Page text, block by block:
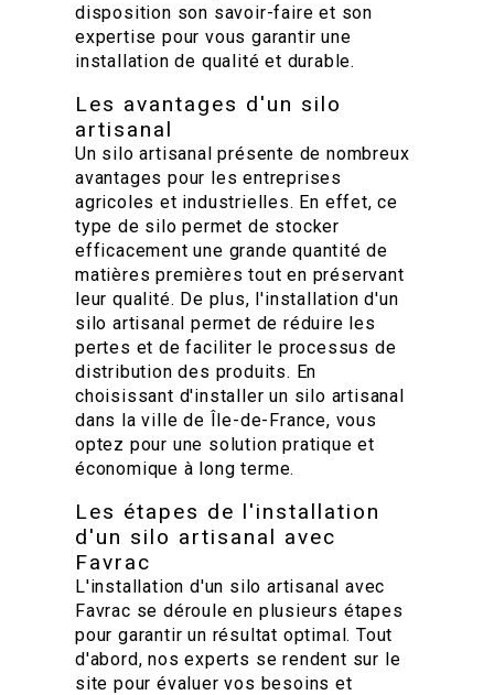
disposition son savoir-faire et son
expertise pour vous garantir une
installation de qualité et durable.
Les avantages d'un silo
artisanal
Un silo artisanal présente de nombreux
avantages pour les entreprises
agricoles et industrielles. En effet, ce
type de silo permet de stocker
efficacement une grande quantité de
matières premières tout en préservant
leur qualité. De plus, l'installation d'un
silo artisanal permet de réduire les
pertes et de faciliter le processus de
distribution des produits. En
choisissant d'installer un silo artisanal
dans la ville de Île-de-France, vous
optez pour une solution pratique et
économique à long terme.
Les étapes de l'installation
d'un silo artisanal avec
Favrac
L'installation d'un silo artisanal avec
Favrac se déroule en plusieurs étapes
pour garantir un résultat optimal. Tout
d'abord, nos experts se rendent sur le
site pour évaluer vos besoins et